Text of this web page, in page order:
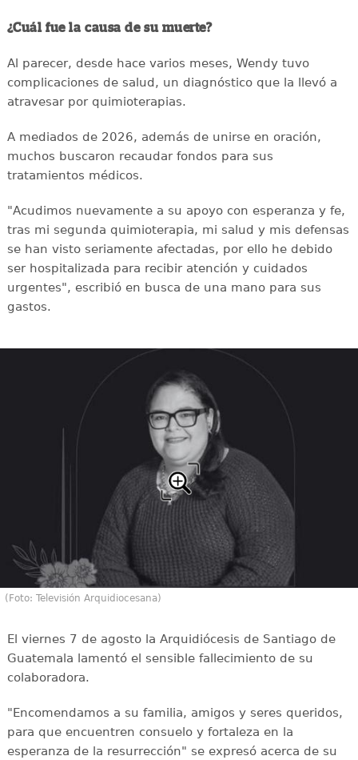
¿Cuál fue la causa de su muerte?
Al parecer, desde hace varios meses, Wendy tuvo
complicaciones de salud, un diagnóstico que la llevó a
atravesar por quimioterapias.
A mediados de 2026, además de unirse en oración,
muchos buscaron recaudar fondos para sus
tratamientos médicos.
"Acudimos nuevamente a su apoyo con esperanza y fe,
tras mi segunda quimioterapia, mi salud y mis defensas
se han visto seriamente afectadas, por ello he debido
ser hospitalizada para recibir atención y cuidados
urgentes", escribió en busca de una mano para sus
gastos.
(Foto: Televisión Arquidiocesana)
El viernes 7 de agosto la Arquidiócesis de Santiago de
Guatemala lamentó el sensible fallecimiento de su
colaboradora.
"Encomendamos a su familia, amigos y seres queridos,
para que encuentren consuelo y fortaleza en la
esperanza de la resurrección" se expresó acerca de su